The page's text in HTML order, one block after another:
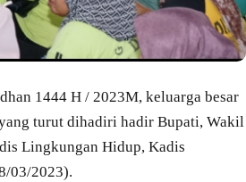
1444 H / 2023M, keluarga besar
turut dihadiri hadir Bupati, Wakil
Lingkungan Hidup, Kadis
03/2023).